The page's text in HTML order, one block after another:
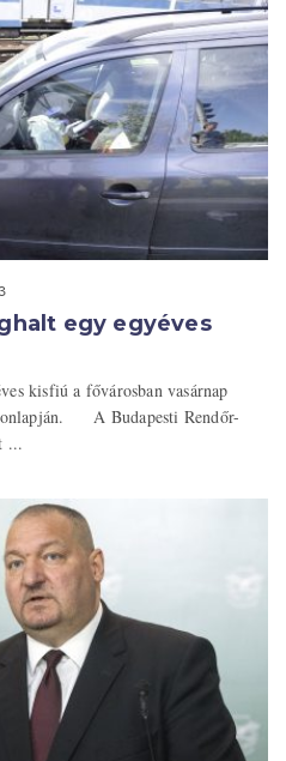
egy egyéves
kisfiú a fővárosban vasárnap
A Budapesti Rendőr-
...